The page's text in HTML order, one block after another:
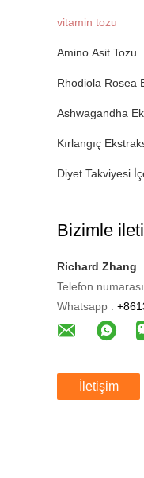
vitamin tozu
Amino Asit Tozu
Rhodiola Rosea
Ashwagandha
Kırlangıç
Diyet Takviyesi
Bizimle
Richard Zhang
Telefon
Whatsapp :
İletişim